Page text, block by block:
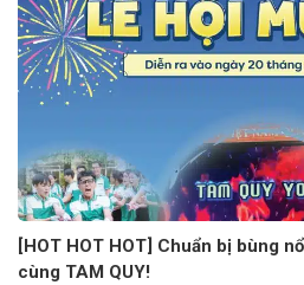
[HOT HOT HOT] Chuẩn bị bùng
cùng TAM QUY!